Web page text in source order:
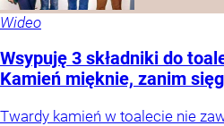
Wideo
Wsypuję 3 składniki do
Kamień mięknie, zanim
Twardy kamień w toalecie nie